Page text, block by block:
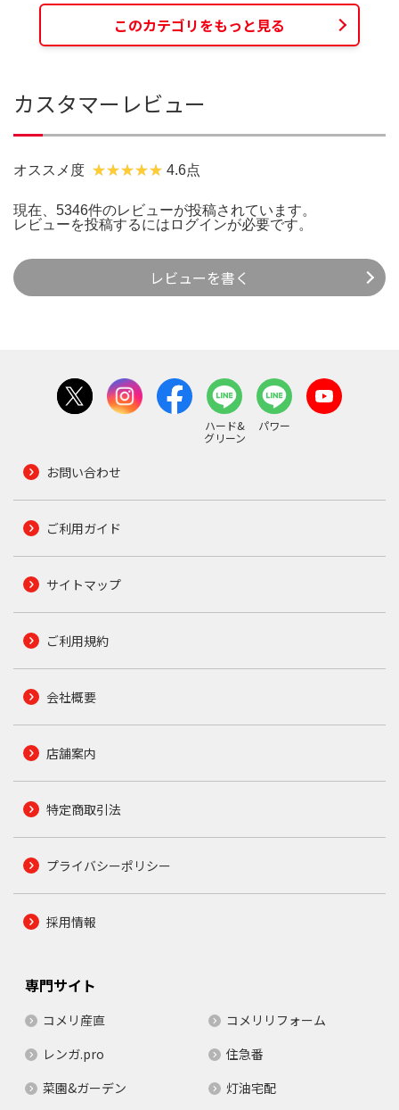
このカテゴリをもっと見る
カスタマーレビュー
オススメ度 4.6点
現在、5346件のレビューが投稿されています。
レビューを投稿するには ログインが必要です。
レビューを書く
ハード&
グリーン
パワー
お問い合わせ
ご利用ガイド
サイトマップ
ご利用規約
会社概要
店舗案内
特定商取引法
プライバシーポリシー
採用情報
専門サイト
コメリ産直
コメリリフォーム
レンガ.pro
住急番
菜園&ガーデン
灯油宅配